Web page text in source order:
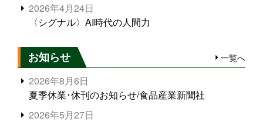
2026年4月24日
〈シグナル〉AI時代の人間力
お知らせ 一覧へ
2026年8月6日
夏季休業･休刊のお知らせ/食品産業新聞社
2026年5月27日